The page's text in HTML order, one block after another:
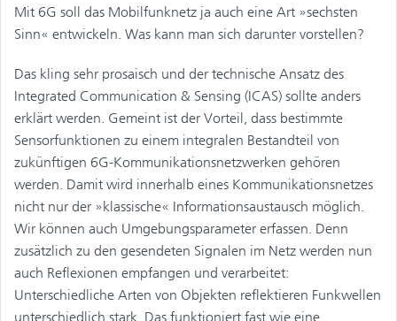
Mit 6G soll das Mobilfunknetz ja auch eine Art »sechsten
Sinn« entwickeln. Was kann man sich darunter vorstellen?
Das kling sehr prosaisch und der technische Ansatz des
Integrated Communication & Sensing (ICAS) sollte anders
erklärt werden. Gemeint ist der Vorteil, dass bestimmte
Sensorfunktionen zu einem integralen Bestandteil von
zukünftigen 6G-Kommunikationsnetzwerken gehören
werden. Damit wird innerhalb eines Kommunikationsnetzes
nicht nur der »klassische« Informationsaustausch möglich.
Wir können auch Umgebungsparameter erfassen. Denn
zusätzlich zu den gesendeten Signalen im Netz werden nun
auch Reflexionen empfangen und verarbeitet:
Unterschiedliche Arten von Objekten reflektieren Funkwellen
unterschiedlich stark. Das funktioniert fast wie eine